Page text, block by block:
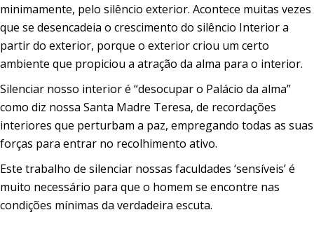
minimamente, pelo silêncio exterior. Acontece muitas vezes
que se desencadeia o crescimento do silêncio Interior a
partir do exterior, porque o exterior criou um certo
ambiente que propiciou a atração da alma para o interior.
Silenciar nosso interior é “desocupar o Palácio da alma”
como diz nossa Santa Madre Teresa, de recordações
interiores que perturbam a paz, empregando todas as suas
forças para entrar no recolhimento ativo.
Este trabalho de silenciar nossas faculdades ‘sensíveis’ é
muito necessário para que o homem se encontre nas
condições mínimas da verdadeira escuta.